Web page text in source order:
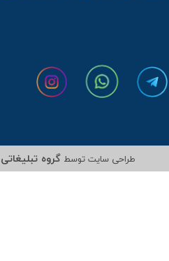
طراحی سایت توسط گروه